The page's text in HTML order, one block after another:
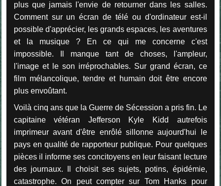
plus que jamais l'envie de retourner dans les salles.
Comment sur un écran de télé ou d'ordinateur est-il
possible d'apprécier, les grands espaces, les aventures
et la musique ? En ce qui me concerne c'est
impossible. Il manque tant de choses, l'ampleur,
l'image et le son irréprochables. Sur grand écran, ce
film mélancolique, tendre et humain doit être encore
plus envoûtant.
Voilà cinq ans que la Guerre de Sécession a pris fin. Le
capitaine vétéran Jefferson Kyle Kidd autrefois
imprimeur avant d'être enrôlé sillonne aujourd'hui le
pays en qualité de rapporteur publique. Pour quelques
pièces il informe ses concitoyens en leur faisant lecture
des journaux. Il choisit ses sujets, potins, épidémie,
catastrophe. On peut compter sur Tom Hanks pour